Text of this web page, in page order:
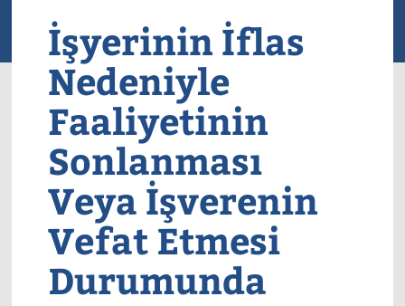
İşyerinin İflas
Nedeniyle
Faaliyetinin
Sonlanması
Veya İşverenin
Vefat Etmesi
Durumunda